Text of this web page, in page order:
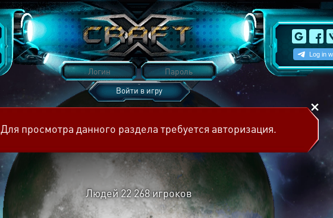
Войти в игру
Для просмотра данного раздела требуется авторизация.
Людей 22 268игроков